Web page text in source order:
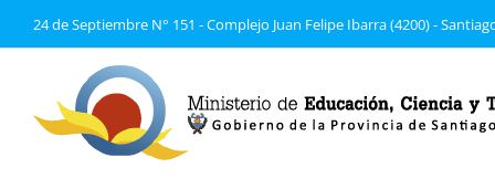
al
24 de Septiembre N° 151 - Complejo Juan Felipe Ibarra (4200) -